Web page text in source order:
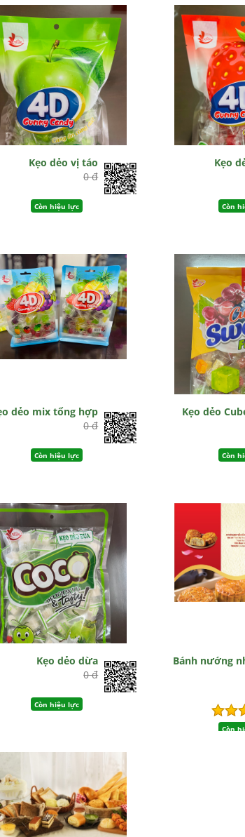
Kẹo dẻo vị táo
0 đ
Còn hiệu lực
Kẹo
Còn
dẻo mix tổng hợp
0 đ
Còn hiệu lực
Kẹo dẻo
Còn
Kẹo dẻo dừa
0 đ
Còn hiệu lực
Bánh nướng
Còn